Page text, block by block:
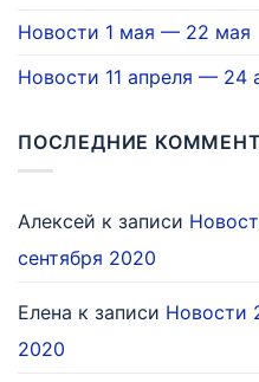
Новости 1 мая — 22 мая
Новости 11 апреля — 24
ПОСЛЕДНИЕ
Алексей к записи
сентября 2020
Елена к записи Новости
2020